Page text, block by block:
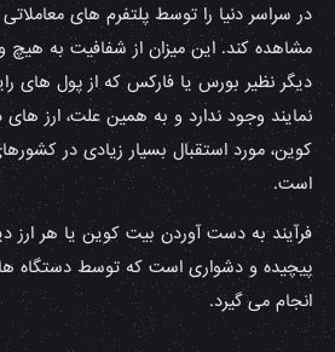
در سراسر دنیا را توسط پلتفرم های
مشاهده کند. این میزان از شفافیت به هیچ
دیگر نظیر بورس یا فارکس که از پول های
نمایند وجود ندارد و به همین علت، ارز
کوین، مورد استقبال بسیار زیادی در
است.
فرآیند به دست آوردن بیت کوین یا هر ارز
پیچیده و دشواری است که توسط دستگاه
انجام می گیرد.